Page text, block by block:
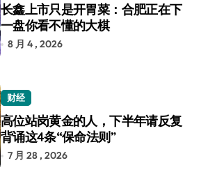
长鑫上市只是开胃菜：合肥正在下
一盘你看不懂的大棋
8 月 4 , 2026
财经
高位站岗黄金的人，下半年请反复
背诵这4条“保命法则”
7 月 28 , 2026